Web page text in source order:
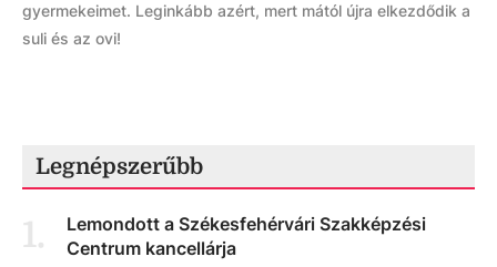
gyermekeimet. Leginkább azért, mert mától újra elkezdődik a
suli és az ovi!
Legnépszerűbb
1.
Lemondott a Székesfehérvári Szakképzési
Centrum kancellárja